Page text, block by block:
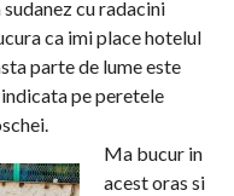
cu radacini
ca imi place hotelul
parte de lume este
pe peretele
Ma bucur in
acest oras si